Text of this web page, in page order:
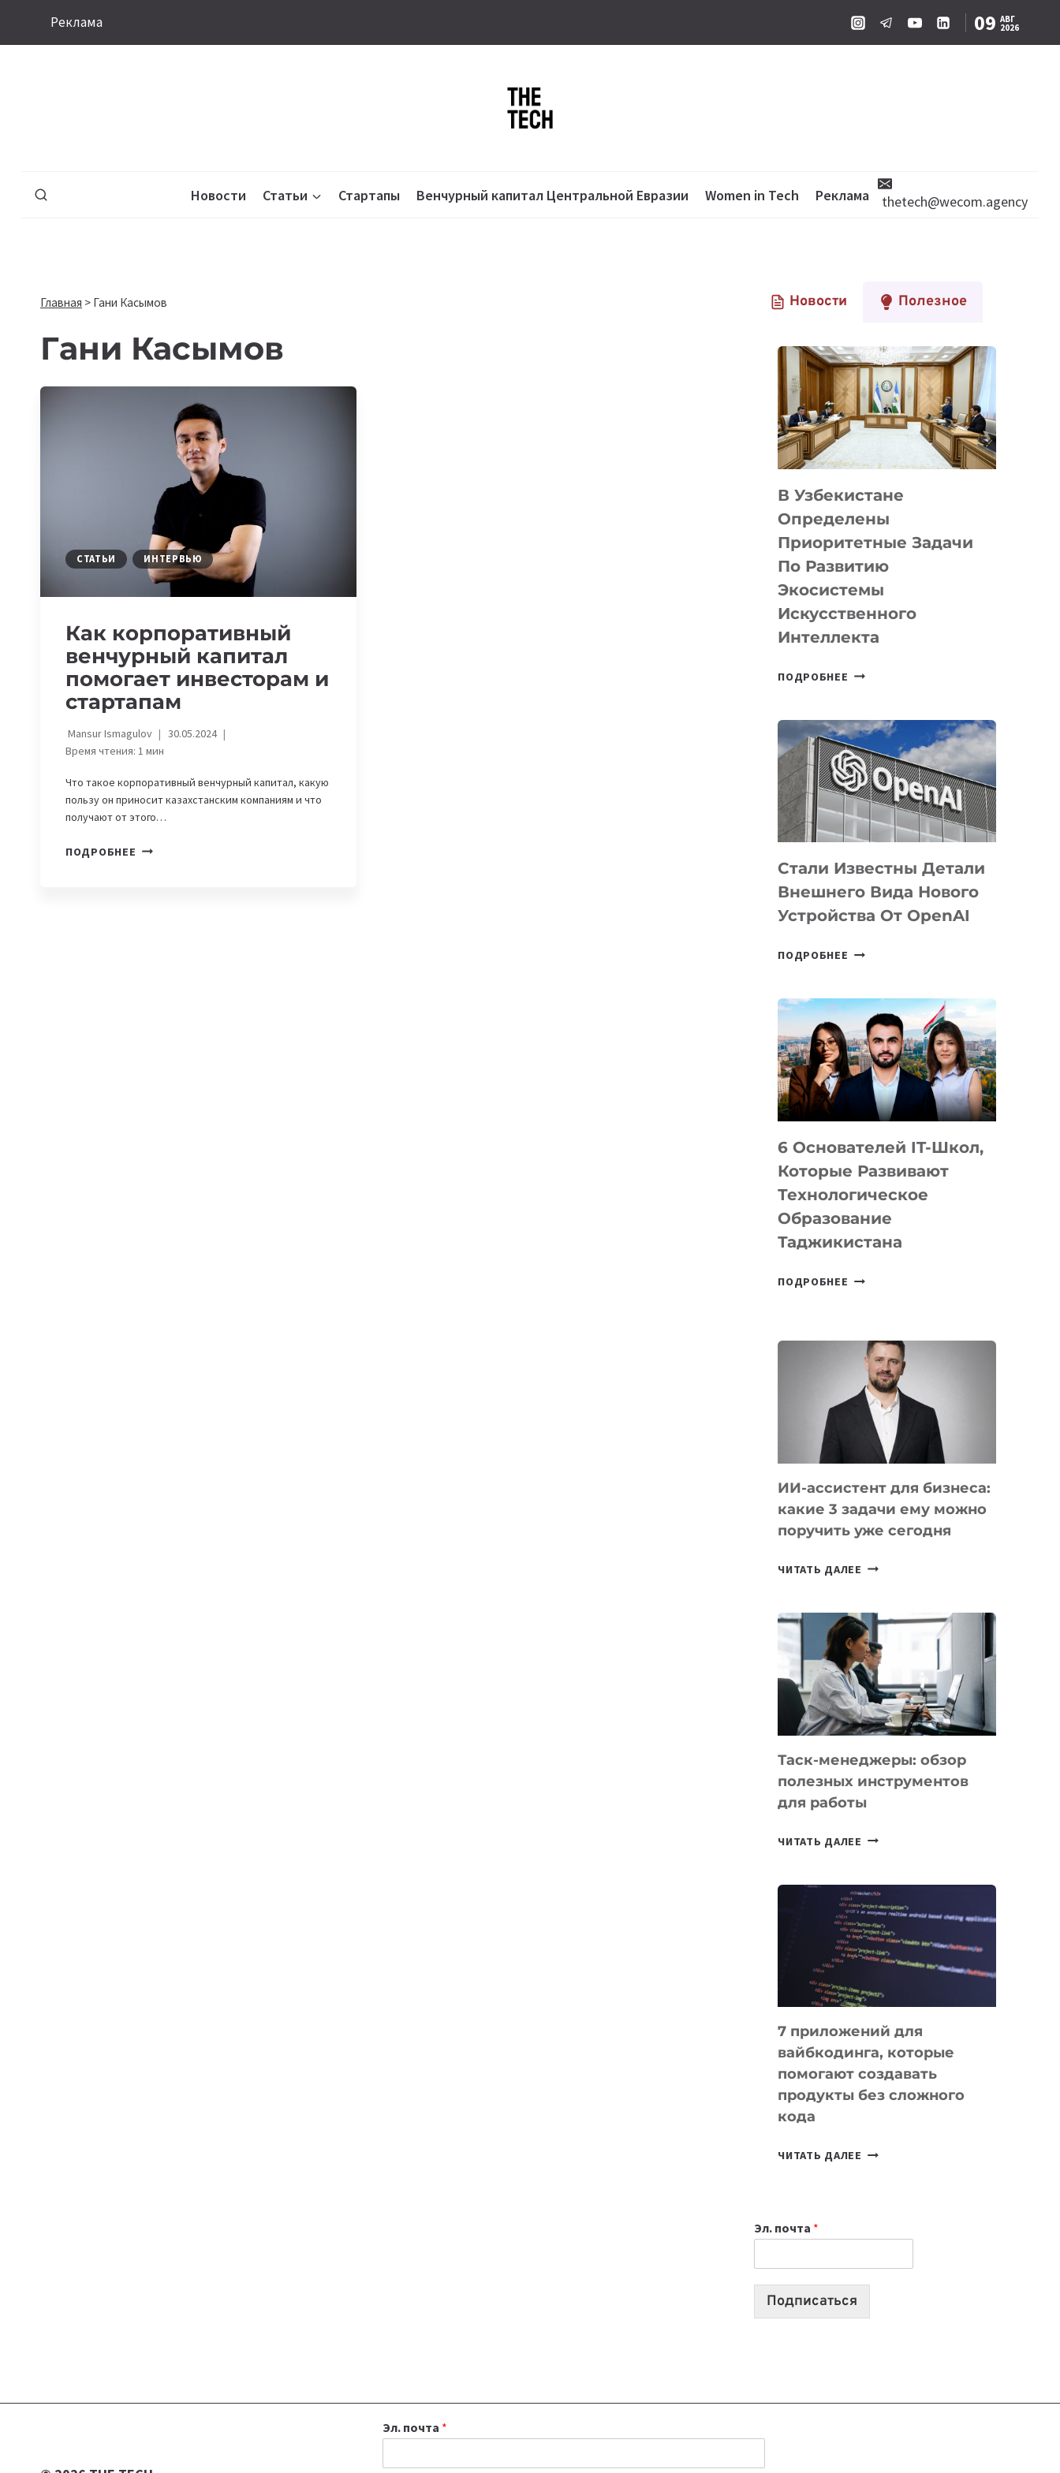
Реклама 09 АВГ
2026
Новости Статьи Стартапы Венчурный капитал Центральной Евразии Women in Tech Реклама thetech@wecom.agency
Главная > Гани Касымов
Гани Касымов
СТАТЬИ ИНТЕРВЬЮ
Как корпоративный
венчурный капитал
помогает инвесторам и
стартапам
Mansur Ismagulov
30.05.2024
Время чтения: 1 мин
Что такое корпоративный венчурный капитал, какую
пользу он приносит казахстанским компаниям и что
получают от этого…
ПОДРОБНЕЕ КАК
Новости Полезное
В Узбекистане
Определены
Приоритетные Задачи
По Развитию
Экосистемы
Искусственного
Интеллекта
ПОДРОБНЕЕ В
ПРИОРИТЕТНЫЕ
ЗАДАЧИ
ПО
РАЗВИТИЮ
ЭКОСИСТЕМЫ
ИСКУССТВЕННОГО
Стали Известны Детали
Внешнего Вида Нового
Устройства От OpenAI
ПОДРОБНЕЕ СТАЛИ
ВНЕШНЕГО
ВИДА
НОВОГО
УСТРОЙСТВА
OPENAI
6 Основателей IT-Школ,
Которые Развивают
Технологическое
Образование
Таджикистана
ПОДРОБНЕЕ
КОТОРЫЕ
РАЗВИВАЮТ
ТЕХНОЛОГИЧЕСКОЕ
ОБРАЗОВАНИЕ
ТАДЖИКИСТАНА
ИИ-ассистент для бизнеса:
какие 3 задачи ему можно
поручить уже сегодня
ЧИТАТЬ ДАЛЕЕ ИИ-
БИЗНЕСА:
КАКИЕ
3
ЗАДАЧИ
ЕМУ
МОЖНО
УЖЕ
СЕГОДНЯ
Таск-менеджеры: обзор
полезных инструментов
для работы
ЧИТАТЬ ДАЛЕЕ ТАСК-
ПОЛЕЗНЫХ
ИНСТРУМЕНТОВ
ДЛЯ
РАБОТЫ
7 приложений для
вайбкодинга, которые
помогают создавать
продукты без сложного
кода
ЧИТАТЬ ДАЛЕЕ
СОЗДАВАТЬ
ПРОДУКТЫ
Эл. почта *
Подписаться
Эл. почта *